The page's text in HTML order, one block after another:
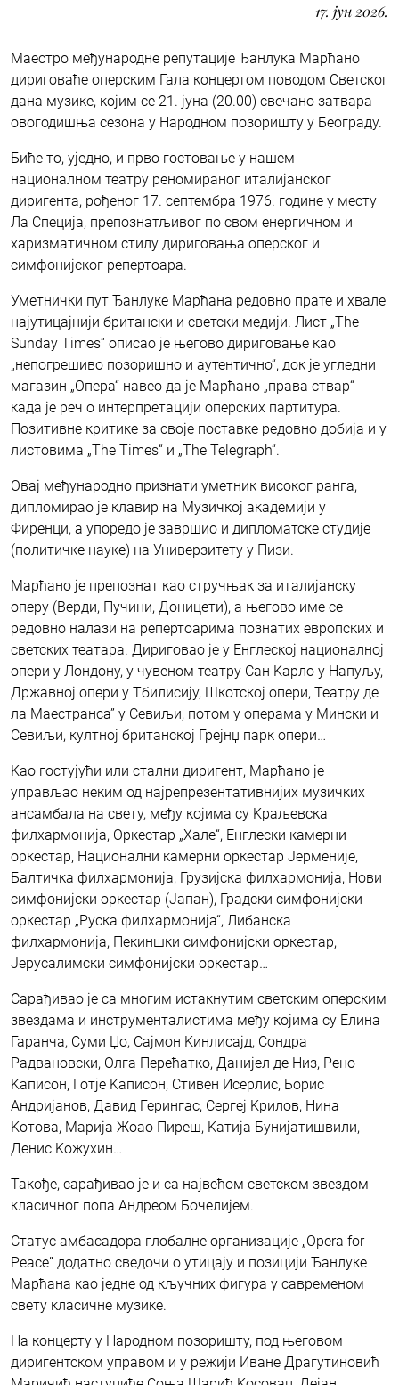
17. јун 2026.
Маестро међународне репутације Ђанлука Марћано
дириговаће оперским Гала концертом поводом Светског
дана музике, којим се 21. јуна (20.00) свечано затвара
овогодишња сезона у Народном позоришту у Београду.
Биће то, уједно, и прво гостовање у нашем
националном театру реномираног италијанског
диригента, рођеног 17. септембра 1976. године у месту
Ла Специја, препознатљивог по свом енергичном и
харизматичном стилу дириговања оперског и
симфонијског репертоара.
Уметнички пут Ђанлуке Марћана редовно прате и хвале
најутицајнији британски и светски медији. Лист „The
Sunday Times“ описао је његово дириговање као
„непогрешиво позоришно и аутентично“, док је угледни
магазин „Опера“ навео да је Марћано „права ствар“
када је реч о интерпретацији оперских партитура.
Позитивне критике за своје поставке редовно добија и у
листовима „Тhe Times“ и „Тhe Теlegraph“.
Овај међународно признати уметник високог ранга,
дипломирао је клавир на Музичкој академији у
Фиренци, а упоредо је завршио и дипломатске студије
(политичке науке) на Универзитету у Пизи.
Марћано је препознат као стручњак за италијанску
оперу (Верди, Пучини, Доницети), а његово име се
редовно налази на репертоарима познатих европских и
светских театара. Дириговао је у Енглеској националној
опери у Лондону, у чувеном театру Сан Kарло у Напуљу,
Државној опери у Тбилисију, Шкотској опери, Театру де
ла Маестранса” у Севиљи, потом у операма у Мински и
Севиљи, култној британској Грејнџ парк опери…
Kао гостујући или стални диригент, Марћано је
управљао неким од најрепрезентативнијих музичких
ансамбала на свету, међу којима су Kраљевска
филхармонија, Оркестар „Хале“, Енглески камерни
оркестар, Национални камерни оркестар Јерменије,
Балтичка филхармонија, Грузијска филхармонија, Нови
симфонијски оркестар (Јапан), Градски симфонијски
оркестар „Руска филхармонија“, Либанска
филхармонија, Пекиншки симфонијски оркестар,
Јерусалимски симфонијски оркестар…
Сарађивао је са многим истакнутим светским оперским
звездама и инструменталистима међу којима су Елина
Гаранча, Суми Џо, Сајмон Kинлисајд, Сондра
Радвановски, Олга Перећатко, Данијел де Низ, Рено
Kаписон, Готје Kаписон, Стивен Исерлис, Борис
Андријанов, Давид Герингас, Сергеј Kрилов, Нина
Kотова, Марија Жоао Пиреш, Kатија Бунијатишвили,
Денис Kожухин…
Такође, сарађивао је и са највећом светском звездом
класичног попа Андреом Бочелијем.
Статус амбасадора глобалне организације „Opera for
Peace” додатно сведочи о утицају и позицији Ђанлуке
Марћана као једне од кључних фигура у савременом
свету класичне музике.
На концерту у Народном позоришту, под његовом
диригентском управом и у режији Иване Драгутиновић